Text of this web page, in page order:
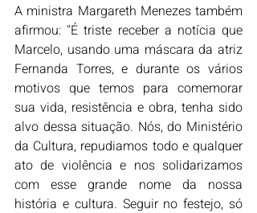
A ministra Margareth Menezes também
afirmou: "É triste receber a notícia que
Marcelo, usando uma máscara da atriz
Fernanda Torres, e durante os vários
motivos que temos para comemorar
sua vida, resistência e obra, tenha sido
alvo dessa situação. Nós, do Ministério
da Cultura, repudiamos todo e qualquer
ato de violência e nos solidarizamos
com esse grande nome da nossa
história e cultura. Seguir no festejo, só